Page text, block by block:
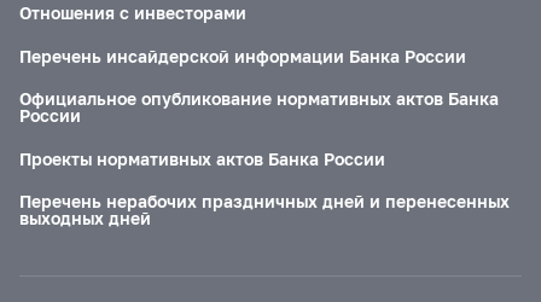
Отношения с инвесторами
Перечень инсайдерской информации Банка России
Официальное опубликование нормативных актов Банка
России
Проекты нормативных актов Банка России
Перечень нерабочих праздничных дней и перенесенных
выходных дней